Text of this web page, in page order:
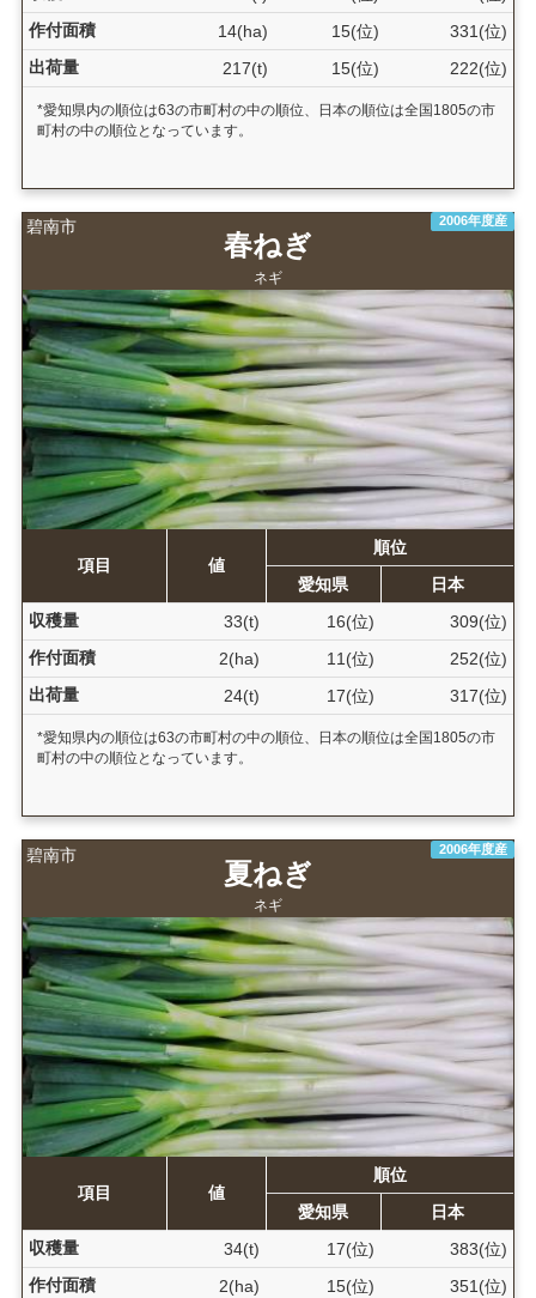
作付面積
14(ha) 15(位)
331(位)
出荷量
217(t) 15(位) 222(位)
*愛知県内の順位は63の市町村の中の順位、日本の順位は全国1805の市
町村の中の順位となっています。
碧南市 2006年度産
春ねぎ
ネギ
項目 値
順位
愛知県
日本
収穫量
33(t) 16(位)
309(位)
作付面積
2(ha) 11(位)
252(位)
出荷量
24(t) 17(位) 317(位)
*愛知県内の順位は63の市町村の中の順位、日本の順位は全国1805の市
町村の中の順位となっています。
碧南市 2006年度産
夏ねぎ
ネギ
項目 値
順位
愛知県
日本
収穫量
34(t) 17(位)
383(位)
作付面積
2(ha) 15(位)
351(位)